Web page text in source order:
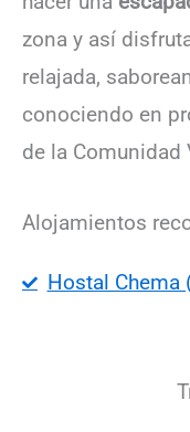
zona y así
relajada,
conociendo en
de la Comunidad
Alojamientos
Hostal Chema